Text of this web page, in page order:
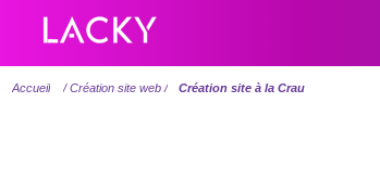
Accueil / Création site web / Création site à la Crau